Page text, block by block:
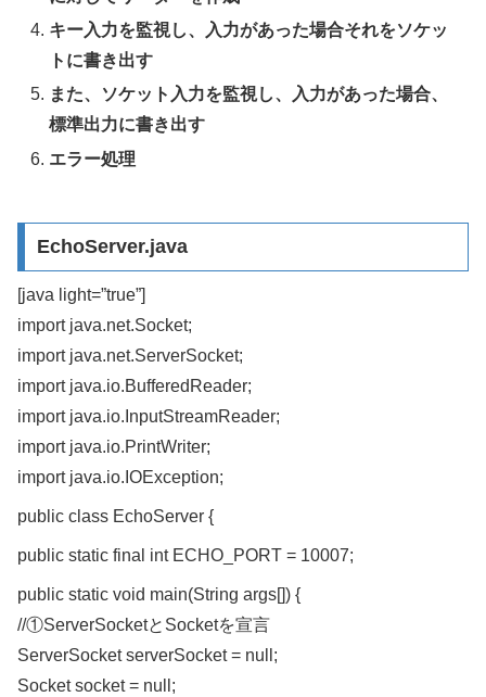
キー入力を監視し、入力があった場合それをソケッ
トに書き出す
また、ソケット入力を監視し、入力があった場合、
標準出力に書き出す
エラー処理
EchoServer.java
[java light=”true”]
import java.net.Socket;
import java.net.ServerSocket;
import java.io.BufferedReader;
import java.io.InputStreamReader;
import java.io.PrintWriter;
import java.io.IOException;
public class EchoServer {
public static final int ECHO_PORT = 10007;
public static void main(String args[]) {
//①ServerSocketとSocketを宣言
ServerSocket serverSocket = null;
Socket socket = null;